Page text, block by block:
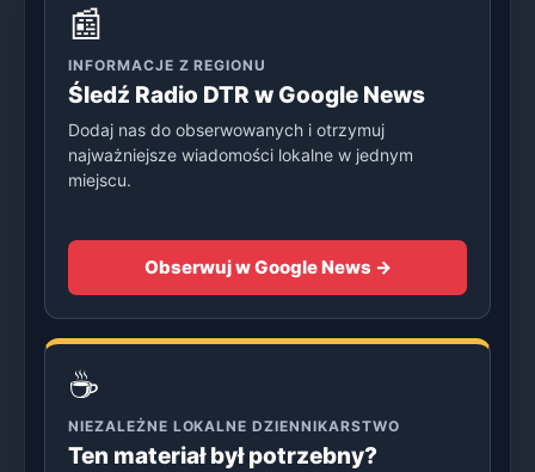
📰
INFORMACJE Z REGIONU
Śledź Radio DTR w Google News
Dodaj nas do obserwowanych i otrzymuj
najważniejsze wiadomości lokalne w jednym
miejscu.
Obserwuj w Google News →
☕
NIEZALEŻNE LOKALNE DZIENNIKARSTWO
Ten materiał był potrzebny?